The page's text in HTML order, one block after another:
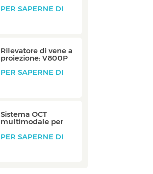
PER SAPERNE DI
Rilevatore di vene a
proiezione: V800P
PER SAPERNE DI
Sistema OCT
multimodale per
vaso carotideo:
ZERO
PER SAPERNE DI